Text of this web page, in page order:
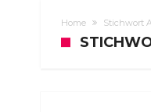
Home Stichwort